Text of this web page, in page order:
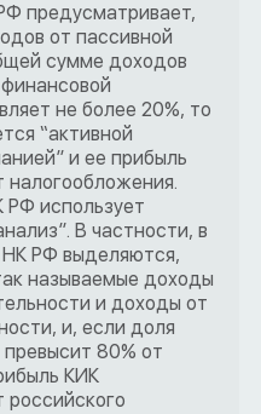
предусматривает,
от пассивной
сумме доходов
не более 20%, то
“активной
и ее прибыль
РФ использует
В частности, в
НК РФ выделяются,
называемые доходы
и доходы от
и, если доля
80% от
КИК